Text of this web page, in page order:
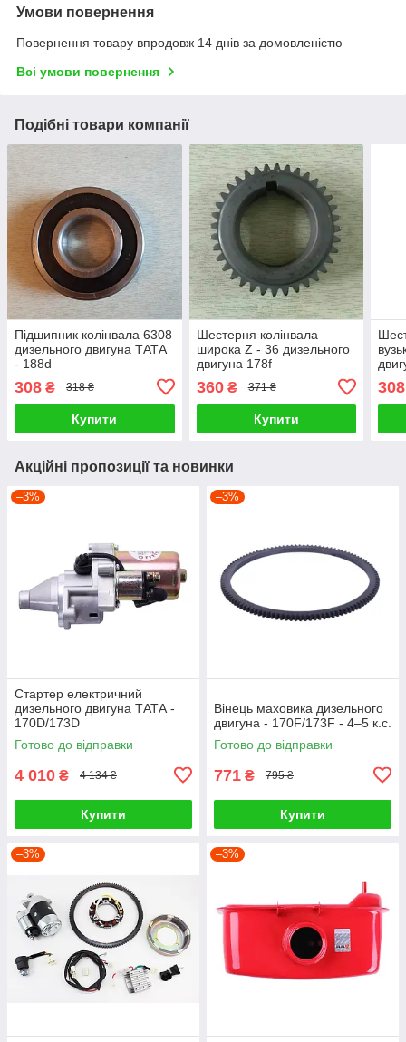
Умови повернення
Повернення товару впродовж 14 днів за домовленістю
Всі умови повернення
Подібні товари компанії
Підшипник колінвала 6308
дизельного двигуна ТАТА
- 188d
308 ₴ 318 ₴
Купити
Шестерня колінвала
широка Z - 36 дизельного
двигуна 178f
360₴ 371 ₴
Купити
308
Акційні пропозиції та новинки
–3%
Стартер електричний
дизельного двигуна ТАТА -
170D/173D
Готово до відправки
4 010 ₴ 4 134 ₴
Купити
–3%
Вінець маховика дизельного
двигуна - 170F/173F - 4–5 к.с.
Готово до відправки
771 ₴ 795 ₴
Купити
–3% –3%